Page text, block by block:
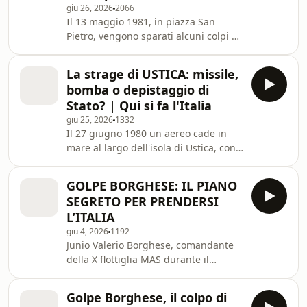
drammatici, la corsa al Policlinico
Gemelli, ma anche i profili dei due
protagonisti e il contesto
internazionale, per capire come mai
questo attentato vada olt
giu 26, 20262066
Il 13 maggio 1981, in piazza San
Pietro, vengono sparati alcuni colpi di
Mehmet Ali Ağca, un sicario dei Lupi
Grigi. In questa puntata
ripercorriamo quei momenti
drammatici, la corsa al Policlinico
Gemelli, ma anche i profili dei due
protagonisti e il contesto
internazionale, per capire come mai
questo attentato vada olt
La strage di USTICA: missile,
bomba o depistaggio di
Stato? | Qui si fa l'Italia
giu 25, 2026 1332
Il 27 giugno 1980 un aereo cade in
mare al largo dell'isola di Ustica, con
italiana. È stato un incidente o un
attentato? Perché sembrano
emergere depistaggi e coperture?
C'entrano le dinamiche geopolitiche
di quegli anni? Ricostruiamo la storia
di quello che è successo dopo che il
volo Itavia IH870, partito da Bologna,
è
GOLPE BORGHESE: IL PIANO
SEGRETO PER PRENDERSI
L’ITALIA
giu 4, 2026 1192
Junio Valerio Borghese, comandante
della X flottiglia MAS durante il
Soprannominato "il Principe Nero", è
Golpe Borghese, il colpo di